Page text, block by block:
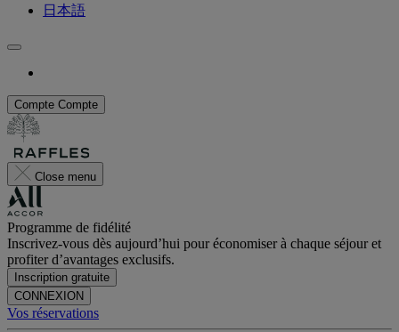
日本語
Compte Compte
Close menu
Programme de fidélité
Inscrivez-vous dès aujourd’hui pour économiser à chaque séjour et
profiter d’avantages exclusifs.
Inscription gratuite
CONNEXION
Vos réservations